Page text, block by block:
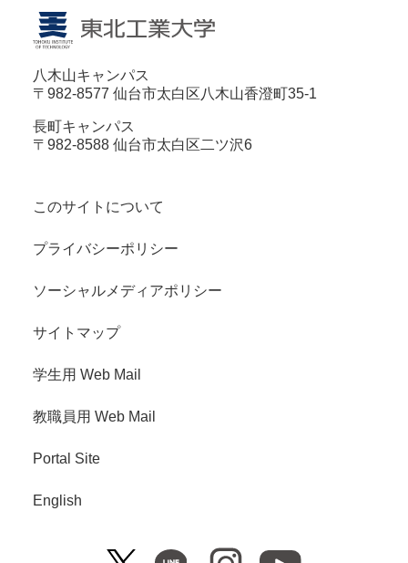
八木山キャンパス
〒982-8577 仙台市太白区八木山香澄町35-1
長町キャンパス
〒982-8588 仙台市太白区二ツ沢6
このサイトについて
プライバシーポリシー
ソーシャルメディアポリシー
サイトマップ
学生用 Web Mail
教職員用 Web Mail
Portal Site
English